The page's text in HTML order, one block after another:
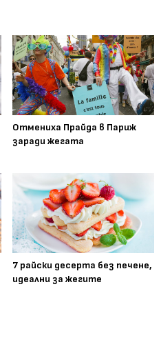
Отмениха Прайда в Париж
заради жегата
7 райски десерта без печене,
идеални за жегите